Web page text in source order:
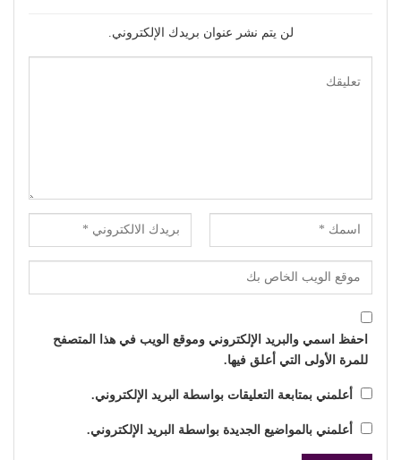
لن يتم نشر عنوان بريدك الإلكتروني.
احفظ اسمي والبريد الإلكتروني وموقع الويب في هذا المتصفح
للمرة الأولى التي أعلق فيها.
أعلمني بمتابعة التعليقات بواسطة البريد الإلكتروني.
أعلمني بالمواضيع الجديدة بواسطة البريد الإلكتروني.